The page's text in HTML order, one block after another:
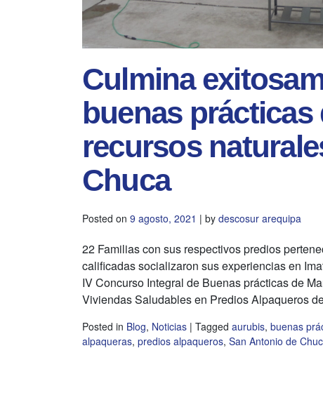
Culmina
buenas prácticas
recursos
Chuca
Posted on 9 agosto, 2021 | by descosur arequipa
22 Familias con sus respectivos predios
calificadas socializaron sus experiencias en
IV Concurso Integral de Buenas prácticas de
Viviendas Saludables en Predios Alpaqueros
Posted in Blog, Noticias | Tagged aurubis, buenas
alpaqueras, predios alpaqueros, San Antonio de